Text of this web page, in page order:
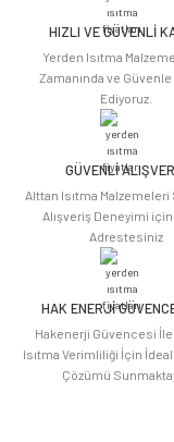
Ürün
Ürün bilgilerinde
Ürün fiyatı diğer
Bu ürüne benzer
HIZLI VE GÜVENLİ
Yerden Isıtma
Zamanında ve
Ediyoruz.
GÜVENLİ
Alttan Isıtma
Alışveriş Deneyimi
Adrestesiniz
HAK ENERJİ
Hakenerji Güvencesi
Isıtma Verimliliği İçin İdeal
Çözümü